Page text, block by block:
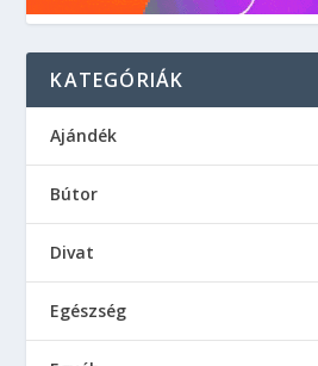
KATEGÓRIÁK
Ajándék
Bútor
Divat
Egészség